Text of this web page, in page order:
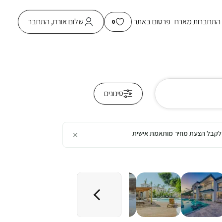
התחברות מארח פרסום באתר 0 שלום אורח, התחבר
סינונים
לקבל הצעת מחיר מותאמת אישית ×